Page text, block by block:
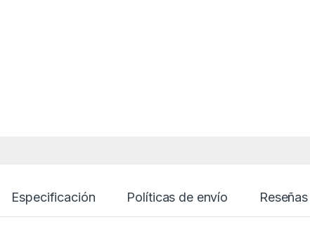
Especificación Políticas de envío Reseñas